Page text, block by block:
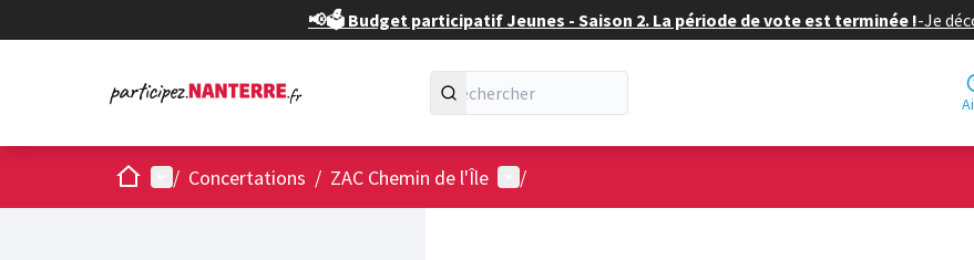
📢🗳️ Budget participatif Jeunes - Saison 2. La période de vote est terminée !-Je
AccueilMenu principal
/ Concertations / ZAC Chemin de l'Île Menu utilisateur
/